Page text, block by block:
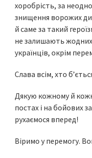
хоробрість, за
знищення ворожих
й саме за такий
не залишають жодних
українців, окрім
Слава всім, хто
Дякую кожному й
постах і на бойових
рухаємося вперед!
Віримо у перемогу.